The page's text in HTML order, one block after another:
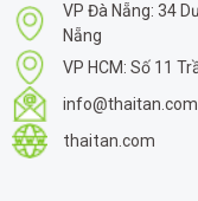
VP Đà Nẵng: 34
Nẵng
VP HCM: Số 11
info@thaitan.com
thaitan.com